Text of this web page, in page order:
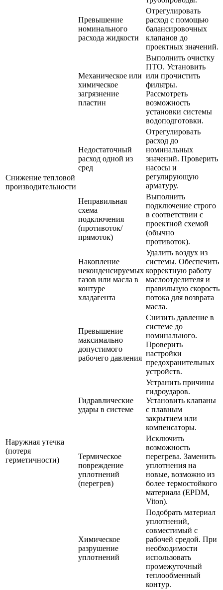
Превышение
номинального
расхода жидкости
Отрегулировать
расход с помощью
балансировочных
клапанов до
проектных значений.
Снижение тепловой
производительности
Механическое или
химическое
загрязнение
пластин
Выполнить очистку
ПТО. Установить
или прочистить
фильтры.
Рассмотреть
возможность
установки системы
водоподготовки.
Недостаточный
расход одной из
сред
Отрегулировать
расход до
номинальных
значений. Проверить
насосы и
регулирующую
арматуру.
Неправильная
схема
подключения
(противоток/
прямоток)
Выполнить
подключение строго
в соответствии с
проектной схемой
(обычно
противоток).
Накопление
неконденсируемых
газов или масла в
контуре
хладагента
Удалить воздух из
системы. Обеспечить
корректную работу
маслоотделителя и
правильную скорость
потока для возврата
масла.
Наружная утечка
(потеря
герметичности)
Превышение
максимально
допустимого
рабочего давления
Снизить давление в
системе до
номинального.
Проверить
настройки
предохранительных
устройств.
Гидравлические
удары в системе
Устранить причины
гидроударов.
Установить клапаны
с плавным
закрытием или
компенсаторы.
Термическое
повреждение
уплотнений
(перегрев)
Исключить
возможность
перегрева. Заменить
уплотнения на
новые, возможно из
более термостойкого
материала (EPDM,
Viton).
Химическое
разрушение
уплотнений
Подобрать материал
уплотнений,
совместимый с
рабочей средой. При
необходимости
использовать
промежуточный
теплообменный
контур.